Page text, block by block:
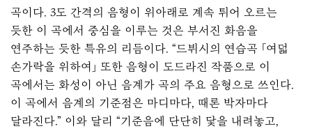
곡이다. 3도 간격의 음형이 위아래로 계속 튀어 오르는
듯한 이 곡에서 중심을 이루는 것은 부서진 화음을
연주하는 듯한 특유의 리듬이다. “드뷔시의 연습곡 「여덟
손가락을 위하여」 또한 음형이 도드라진 작품으로 이
곡에서는 화성이 아닌 음계가 곡의 주요 음형으로 쓰인다.
이 곡에서 음계의 기준점은 마디마다, 때론 박자마다
달라진다.” 이와 달리 “기준음에 단단히 닻을 내려놓고,